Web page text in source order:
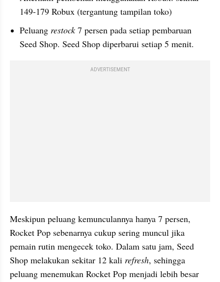
149-179 Robux (tergantung tampilan toko)
Peluang restock 7 persen pada setiap pembaruan
Seed Shop. Seed Shop diperbarui setiap 5 menit.
ADVERTISEMENT
Meskipun peluang kemunculannya hanya 7 persen,
Rocket Pop sebenarnya cukup sering muncul jika
pemain rutin mengecek toko. Dalam satu jam, Seed
Shop melakukan sekitar 12 kali refresh, sehingga
peluang menemukan Rocket Pop menjadi lebih besar